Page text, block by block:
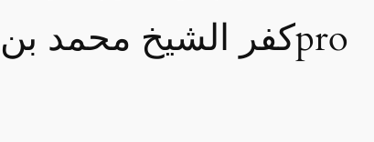
كفر الشيخ محمد بن زايد ابيض 12pro